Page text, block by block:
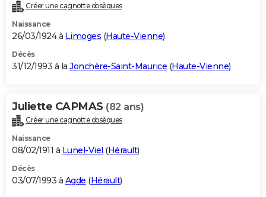
Créer une cagnotte obsèques
Naissance
26/03/1924 à Limoges (Haute-Vienne)
Décès
31/12/1993 à la Jonchère-Saint-Maurice (Haute-Vienne)
Juliette CAPMAS (82 ans)
Créer une cagnotte obsèques
Naissance
08/02/1911 à Lunel-Viel (Hérault)
Décès
03/07/1993 à Agde (Hérault)